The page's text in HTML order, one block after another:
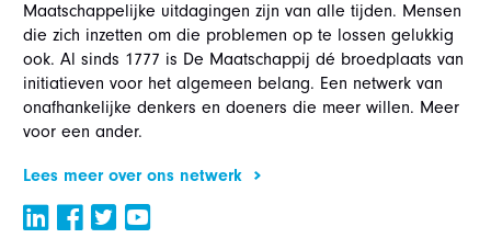
Maatschappelijke uitdagingen zijn van alle tijden. Mensen
die zich inzetten om die problemen op te lossen gelukkig
ook. Al sinds 1777 is De Maatschappij dé broedplaats van
initiatieven voor het algemeen belang. Een netwerk van
onafhankelijke denkers en doeners die meer willen. Meer
voor een ander.
Lees meer over ons netwerk